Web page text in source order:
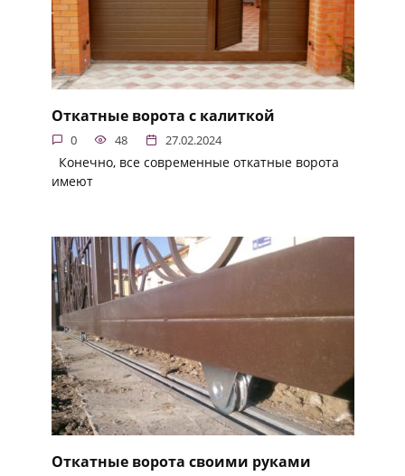
Откатные ворота с калиткой
0 48 27.02.2024
Конечно, все современные откатные ворота
имеют
Откатные ворота своими руками